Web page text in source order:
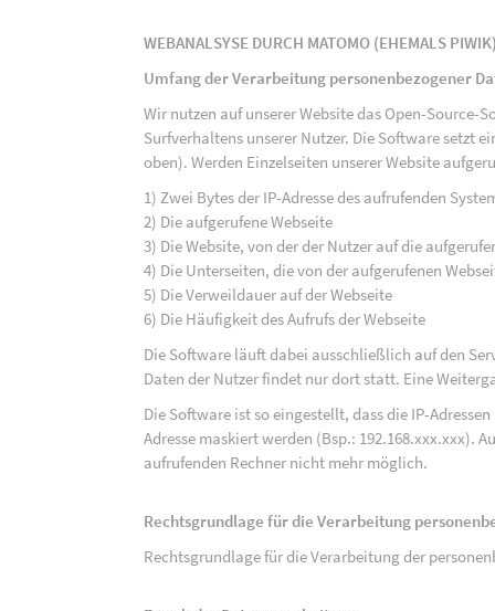
WEBANALSYSE DURCH MATOMO (EHEMALS
Umfang der Verarbeitung personenbezogener
Wir nutzen auf unserer Website das Open-Source-
Surfverhaltens unserer Nutzer. Die Software setzt
oben). Werden Einzelseiten unserer Website
1) Zwei Bytes der IP-Adresse des aufrufenden
2) Die aufgerufene Webseite
3) Die Website, von der der Nutzer auf die
4) Die Unterseiten, die von der aufgerufenen
5) Die Verweildauer auf der Webseite
6) Die Häufigkeit des Aufrufs der Webseite
Die Software läuft dabei ausschließlich auf den
Daten der Nutzer findet nur dort statt. Eine
Die Software ist so eingestellt, dass die IP-
Adresse maskiert werden (Bsp.: 192.168.xxx.xxx).
aufrufenden Rechner nicht mehr möglich.
Rechtsgrundlage für die Verarbeitung
Rechtsgrundlage für die Verarbeitung der